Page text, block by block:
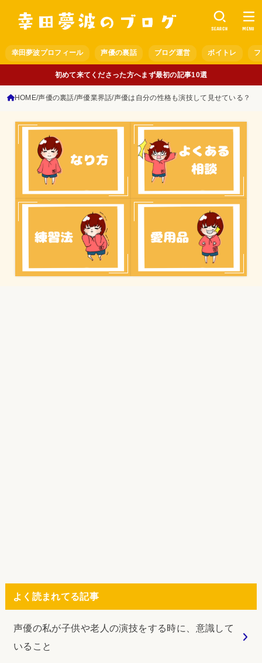
幸田夢波プロフィール 声優の裏話 ブログ運営 ボイトレ
SEARCH MENU
初めて来てくださった方へまず最初の記事10選
HOME 声優の裏話 声優業界話 声優は自分の性格も演技して見せている？
よく読まれてる記事
声優の私が子供や老人の演技をする時に、意識して
いること